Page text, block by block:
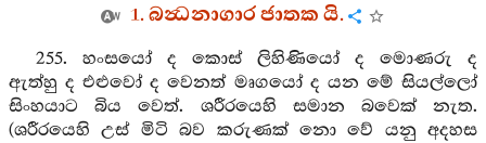
1. බන්‍ධනාගාර ජාතක යි.
255. හංසයෝ ද කොස් ලිහිණියෝ ද මොණරු ද
ඇත්හු ද එළුවෝ ද වෙනත් මෘගයෝ ද යන මේ සියල්ලෝ
සිංහයාට බිය වෙත්. ශරීරයෙහි සමාන බවෙක් නැත.
(ශරීරයෙහි උස් මිටි බව කරුණක් නො වේ යනු අදහස